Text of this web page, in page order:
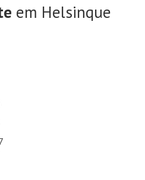
em Helsinque